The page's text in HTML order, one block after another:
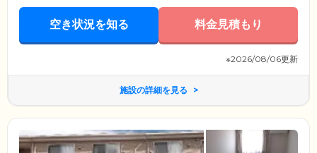
おり、移動や待機のストレスがありません。広々とした空間で、家具を
空き状況を知る 料金見積もり
※2026/08/06更新
施設の詳細を見る